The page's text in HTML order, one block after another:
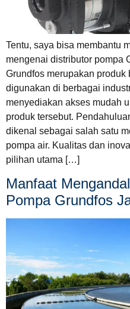
Tentu, saya bisa membantu
mengenai distributor pompa
Grundfos merupakan
digunakan di berbagai
menyediakan akses mudah
produk tersebut.
dikenal sebagai salah satu
pompa air. Kualitas dan
pilihan utama […]
Manfaat
Pompa Grundfos